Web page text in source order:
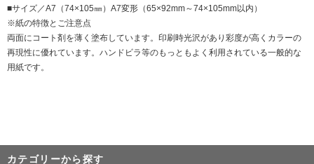
■サイズ／A7（74×105㎜）A7変形（65×92mm～74×105mm以内）
※紙の特徴とご注意点
両面にコート剤を薄く塗布しています。印刷時光沢があり彩度が高くカラーの
再現性に優れています。ハンドビラ等のもっともよく利用されている一般的な
用紙です。
カテゴリーから探す